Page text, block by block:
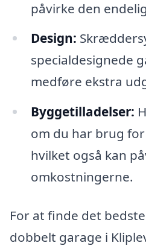
påvirke den
Design:
specialdesignede
medføre ekstra
Byggetilladelser:
om du har brug
hvilket også kan
omkostningerne.
For at finde det
dobbelt garage i